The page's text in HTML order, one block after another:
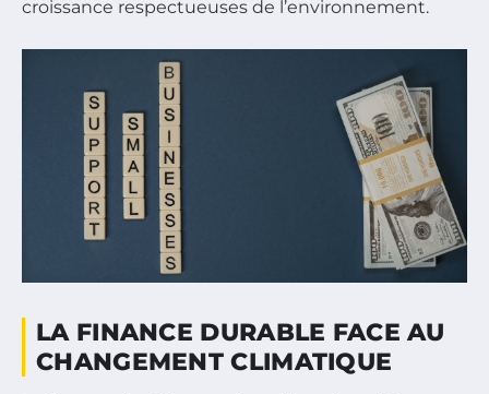
croissance respectueuses de l’environnement.
LA FINANCE DURABLE FACE AU
CHANGEMENT CLIMATIQUE